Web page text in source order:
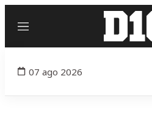
Menú
07 ago 2026